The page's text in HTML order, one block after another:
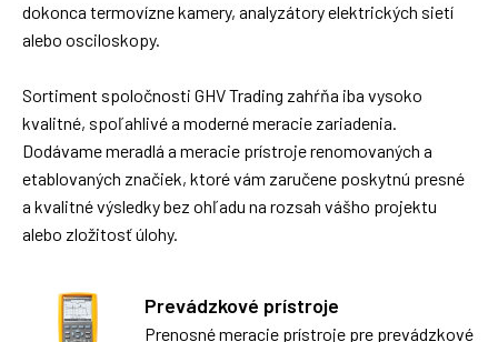
dokonca termovízne kamery, analyzátory elektrických sietí
alebo osciloskopy.
Sortiment spoločnosti GHV Trading zahŕňa iba vysoko
kvalitné, spoľahlivé a moderné meracie zariadenia.
Dodávame meradlá a meracie prístroje renomovaných a
etablovaných značiek, ktoré vám zaručene poskytnú presné
a kvalitné výsledky bez ohľadu na rozsah vášho projektu
alebo zložitosť úlohy.
Prevádzkové prístroje
Prenosné meracie prístroje pre prevádzkové